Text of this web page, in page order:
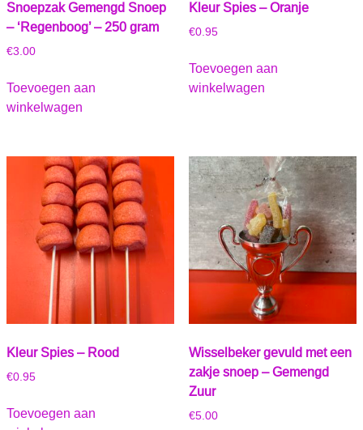
Snoepzak Gemengd Snoep
– ‘Regenboog’ – 250 gram
€3.00
Toevoegen aan
winkelwagen
Kleur Spies – Oranje
€0.95
Toevoegen aan
winkelwagen
Kleur Spies – Rood
€0.95
Toevoegen aan
Wisselbeker gevuld met een
zakje snoep – Gemengd
Zuur
€5.00